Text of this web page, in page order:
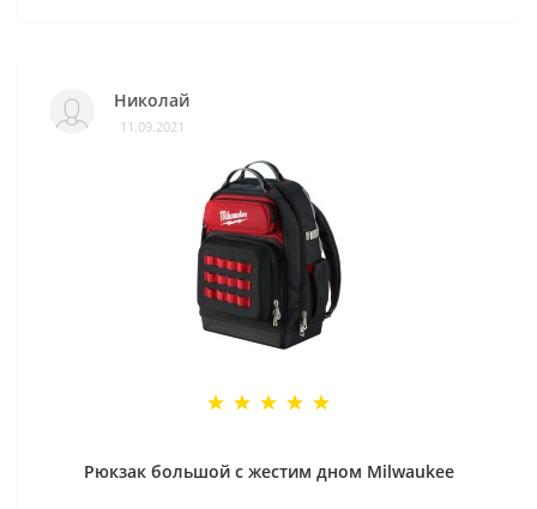
Николай
11.09.2021
Рюкзак большой с жестим дном Milwaukee